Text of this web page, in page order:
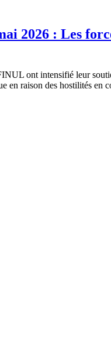
2026 : Les
ont intensifié leur
en raison des hostilités en